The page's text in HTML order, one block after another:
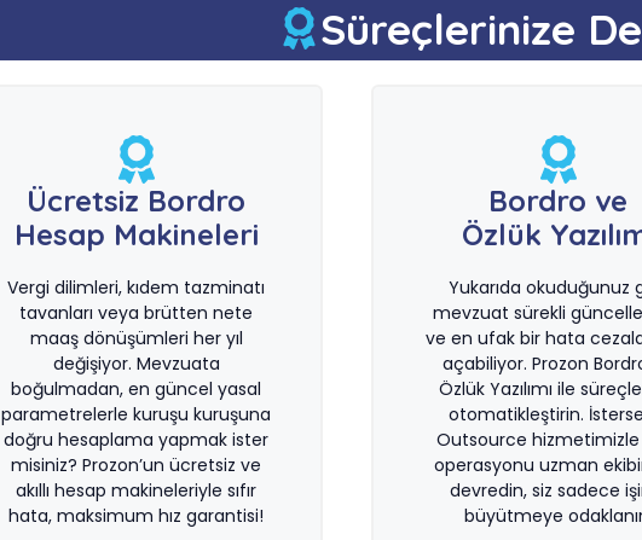
Süreçlerinize
Ücretsiz Bordro
Hesap Makineleri
Vergi dilimleri, kıdem tazminatı
tavanları veya brütten nete
maaş dönüşümleri her yıl
değişiyor. Mevzuata
boğulmadan, en güncel yasal
parametrelerle kuruşu kuruşuna
doğru hesaplama yapmak ister
misiniz? Prozon’un ücretsiz ve
akıllı hesap makineleriyle sıfır
hata, maksimum hız garantisi!
Bordro ve
Özlük
Yukarıda okuduğunuz
mevzuat sürekli
ve en ufak bir hata
açabiliyor. Prozon
Özlük Yazılımı ile
otomatikleştirin.
Outsource
operasyonu uzman
devredin, siz sadece
büyütmeye